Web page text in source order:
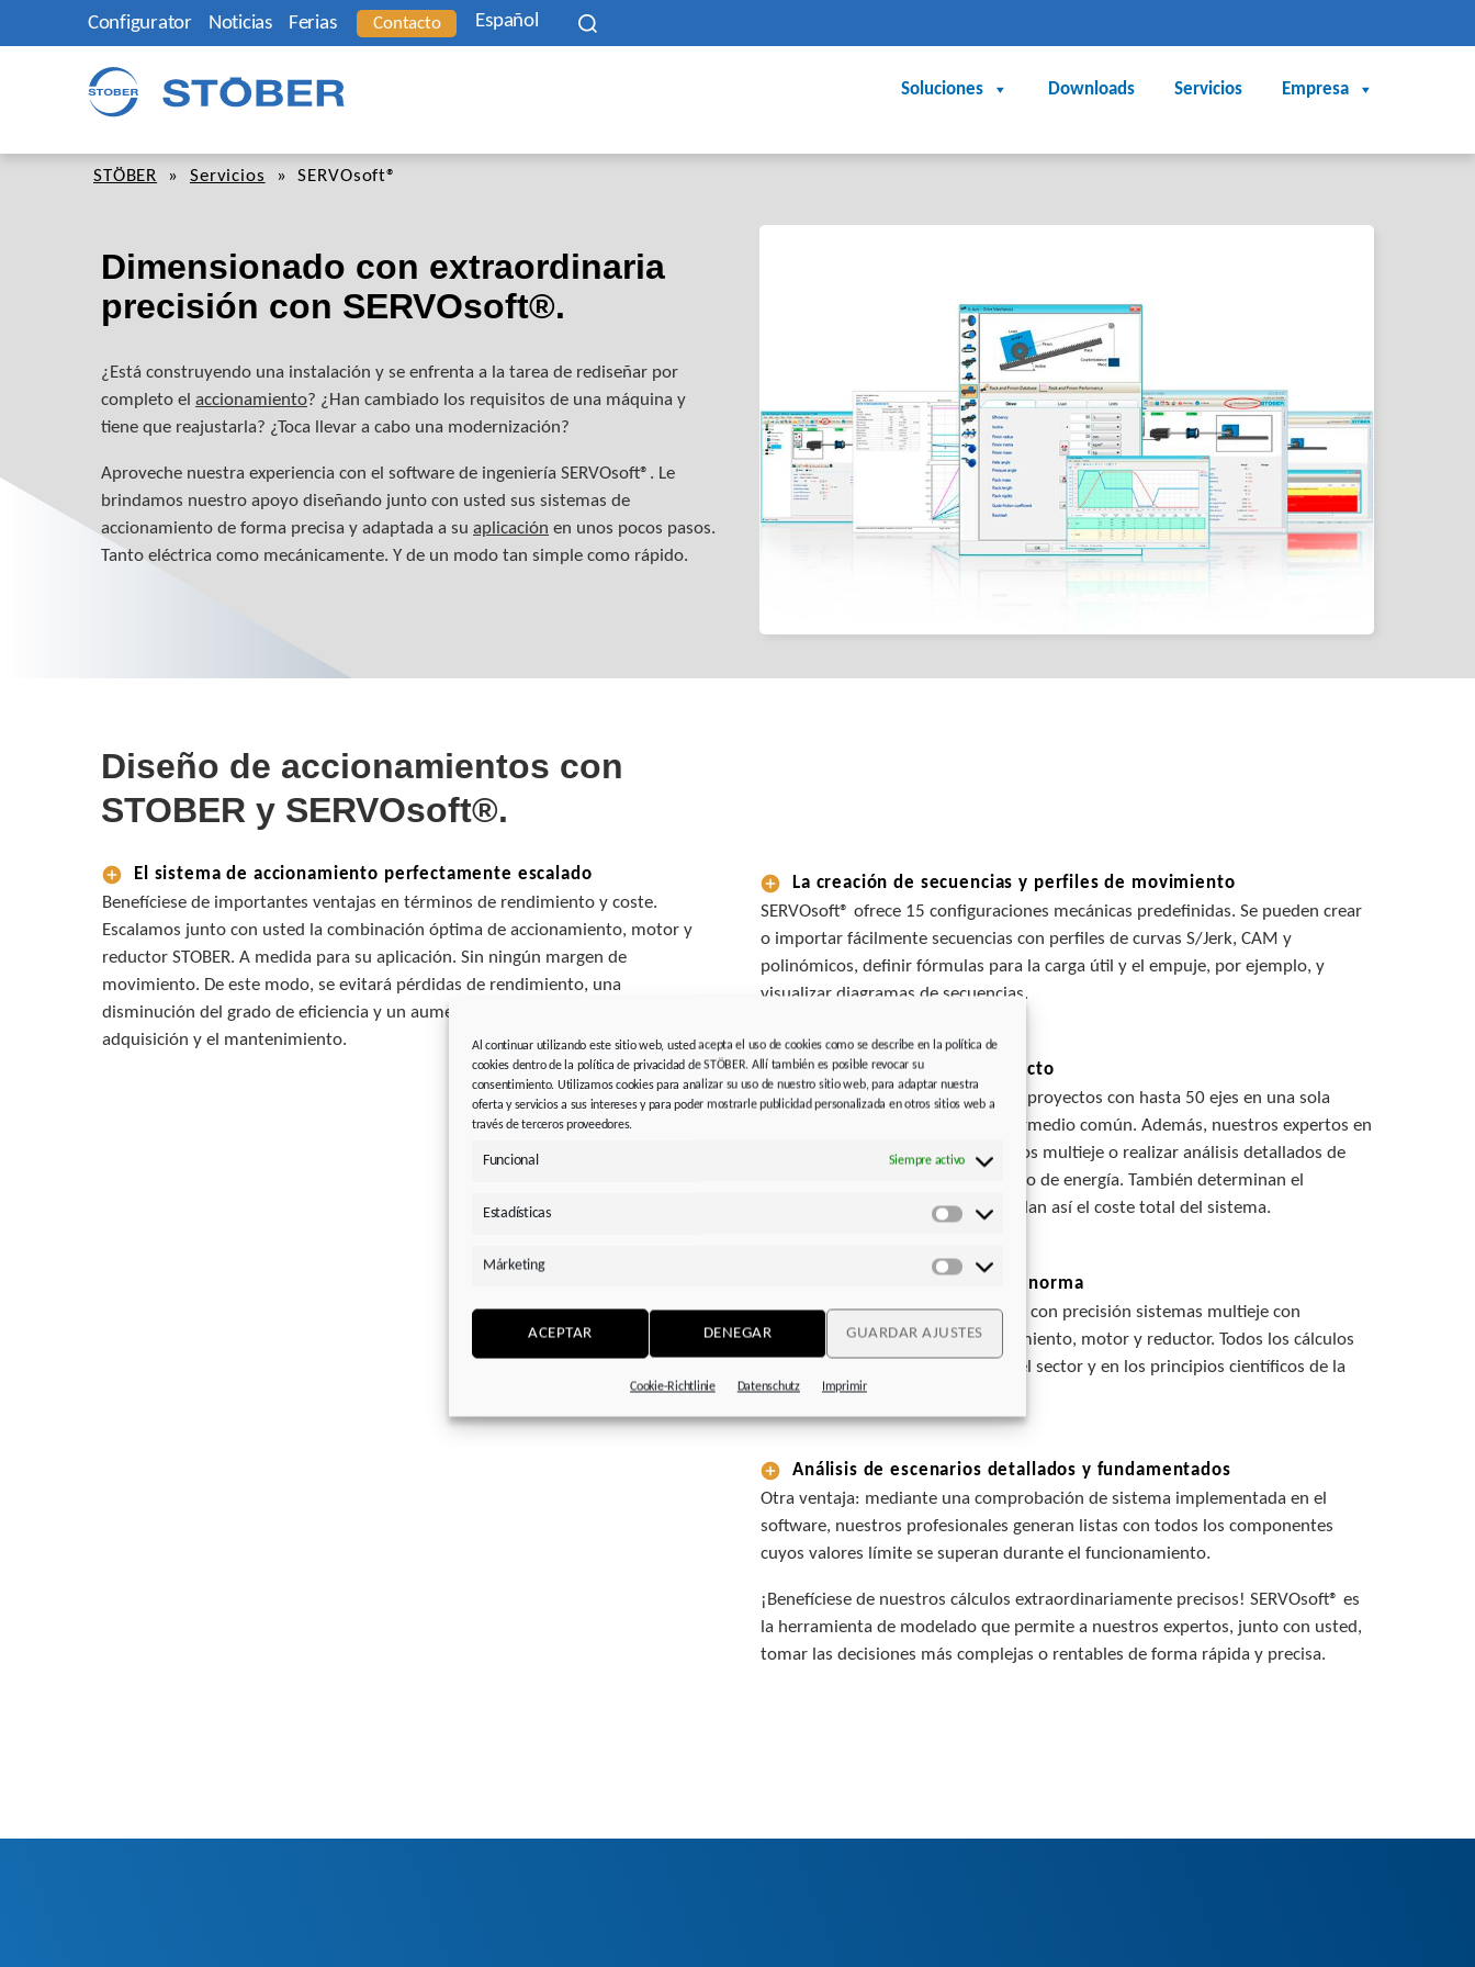
Al continuar utilizando este sitio web, usted acepta el uso de cookies como se describe en la política de
cookies dentro de la política de privacidad de STÖBER. Allí también es posible revocar su
consentimiento. Utilizamos cookies para analizar su uso de nuestro sitio web, para adaptar nuestra
oferta y servicios a sus intereses y para poder mostrarle publicidad personalizada en otros sitios web a
través de terceros proveedores.
Funcional Siempre activo
Estadísticas
Estadísticas
Márketing
Márketing
ACEPTAR DENEGAR GUARDAR AJUSTES
Cookie-Richtlinie Datenschutz Imprimir
Configurator Noticias Ferias Contacto Español
Soluciones Downloads Servicios Empresa
STÖBER » Servicios » SERVOsoft®
Dimensionado con extraordinaria
precisión con SERVOsoft®.
¿Está construyendo una instalación y se enfrenta a la tarea de rediseñar por
completo el accionamiento? ¿Han cambiado los requisitos de una máquina y
tiene que reajustarla? ¿Toca llevar a cabo una modernización?
Aproveche nuestra experiencia con el software de ingeniería SERVOsoft®. Le
brindamos nuestro apoyo diseñando junto con usted sus sistemas de
accionamiento de forma precisa y adaptada a su aplicación en unos pocos pasos.
Tanto eléctrica como mecánicamente. Y de un modo tan simple como rápido.
Diseño de accionamientos con
STOBER y SERVOsoft®.
El sistema de accionamiento perfectamente escalado
Benefíciese de importantes ventajas en términos de rendimiento y coste.
Escalamos junto con usted la combinación óptima de accionamiento, motor y
reductor STOBER. A medida para su aplicación. Sin ningún margen de
movimiento. De este modo, se evitará pérdidas de rendimiento, una
disminución del grado de eficiencia y un aumento de los gastos financieros en la
adquisición y el mantenimiento.
La creación de secuencias y perfiles de movimiento
SERVOsoft® ofrece 15 configuraciones mecánicas predefinidas. Se pueden crear
o importar fácilmente secuencias con perfiles de curvas S/Jerk, CAM y
polinómicos, definir fórmulas para la carga útil y el empuje, por ejemplo, y
visualizar diagramas de secuencias.
Enfoque orientado al proyecto
SERVOsoft® permite la creación de proyectos con hasta 50 ejes en una sola
configuración o en un circuito intermedio común. Además, nuestros expertos en
SERVOsoft® pueden generar cálculos multieje o realizar análisis detallados de
flujo de corriente y almacenamiento de energía. También determinan el
consumo de energía exacto y calculan así el coste total del sistema.
Modelado preciso según la norma
SERVOsoft® se utiliza para modelar con precisión sistemas multieje con
cualquier combinación de accionamiento, motor y reductor. Todos los cálculos
se basan en las normas actuales del sector y en los principios científicos de la
dinámica.
Análisis de escenarios detallados y fundamentados
Otra ventaja: mediante una comprobación de sistema implementada en el
software, nuestros profesionales generan listas con todos los componentes
cuyos valores límite se superan durante el funcionamiento.
¡Benefíciese de nuestros cálculos extraordinariamente precisos! SERVOsoft® es
la herramienta de modelado que permite a nuestros expertos, junto con usted,
tomar las decisiones más complejas o rentables de forma rápida y precisa.